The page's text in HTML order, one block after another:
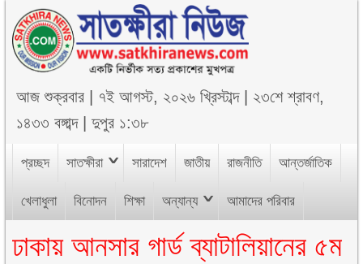
আজশুক্রবার ৭ই আগস্ট, ২০২৬ খ্রিস্টাব্দ| ২৩শে শ্রাবণ,
১৪৩৩ বঙ্গাব্দ|দুপুর ১:৩৮
প্রচ্ছদ সাতক্ষীরা সারাদেশ জাতীয় রাজনীতি আন্তর্জাতিক
খেলাধুলা বিনোদন শিক্ষা অন্যান্য আমাদের পরিবার
ঢাকায় আনসার গার্ড ব্যাটালিয়ানের ৫ম